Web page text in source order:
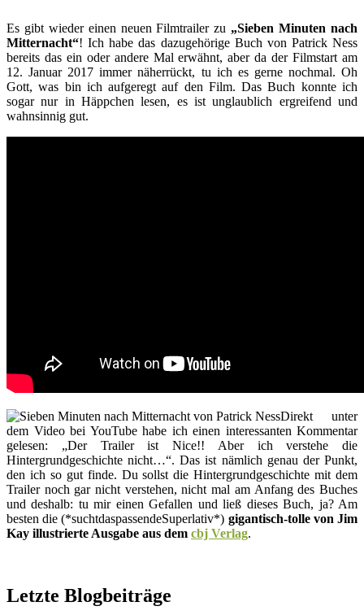
Es gibt wieder einen neuen Filmtrailer zu „Sieben Minuten nach
Mitternacht“! Ich habe das dazugehörige Buch von Patrick Ness
bereits das ein oder andere Mal erwähnt, aber da der Filmstart am
12. Januar 2017 immer näherrückt, tu ich es gerne nochmal. Oh
Gott, was bin ich aufgeregt auf den Film. Das Buch konnte ich
sogar nur in Häppchen lesen, es ist unglaublich ergreifend und
wahnsinnig gut.
Direkt unter
dem Video bei YouTube habe ich einen interessanten Kommentar
gelesen: „Der Trailer ist Nice!! Aber ich verstehe die
Hintergrundgeschichte nicht…“. Das ist nämlich genau der Punkt,
den ich so gut finde. Du sollst die Hintergrundgeschichte mit dem
Trailer noch gar nicht verstehen, nicht mal am Anfang des Buches
und deshalb: tu mir einen Gefallen und ließ dieses Buch, ja? Am
besten die (*suchtdaspassendeSuperlativ*) gigantisch-tolle von Jim
Kay illustrierte Ausgabe aus dem cbj Verlag.
Letzte Blogbeiträge